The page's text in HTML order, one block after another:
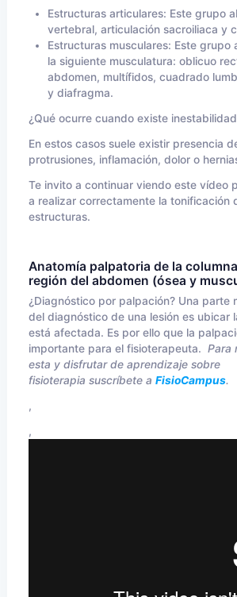
Estructuras articulares: Este grupo
vertebral, articulación sacroiliaca y
Estructuras musculares: Este grupo
la siguiente musculatura: oblicuo
abdomen, multífidos, cuadrado
y diafragma.
¿Qué ocurre cuando existe
En estos casos suele existir presencia
protrusiones, inflamación, dolor o
Te invito a continuar viendo este vídeo
a realizar correctamente la tonificación
estructuras.
Anatomía palpatoria de la
región del abdomen (ósea y
¿Diagnóstico por palpación? Una parte
del diagnóstico de una lesión es ubicar
está afectada. Es por ello que la
importante para el fisioterapeuta. Para
esta y disfrutar de aprendizaje sobre
fisioterapia suscríbete a FisioCampus.
,
,